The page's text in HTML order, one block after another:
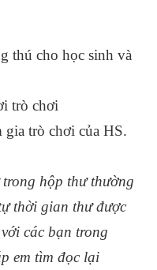
thú cho học sinh và
trò chơi
gia trò chơi của HS.
hộp thư thường
thời gian thư được
các bạn trong
em tìm đọc lại